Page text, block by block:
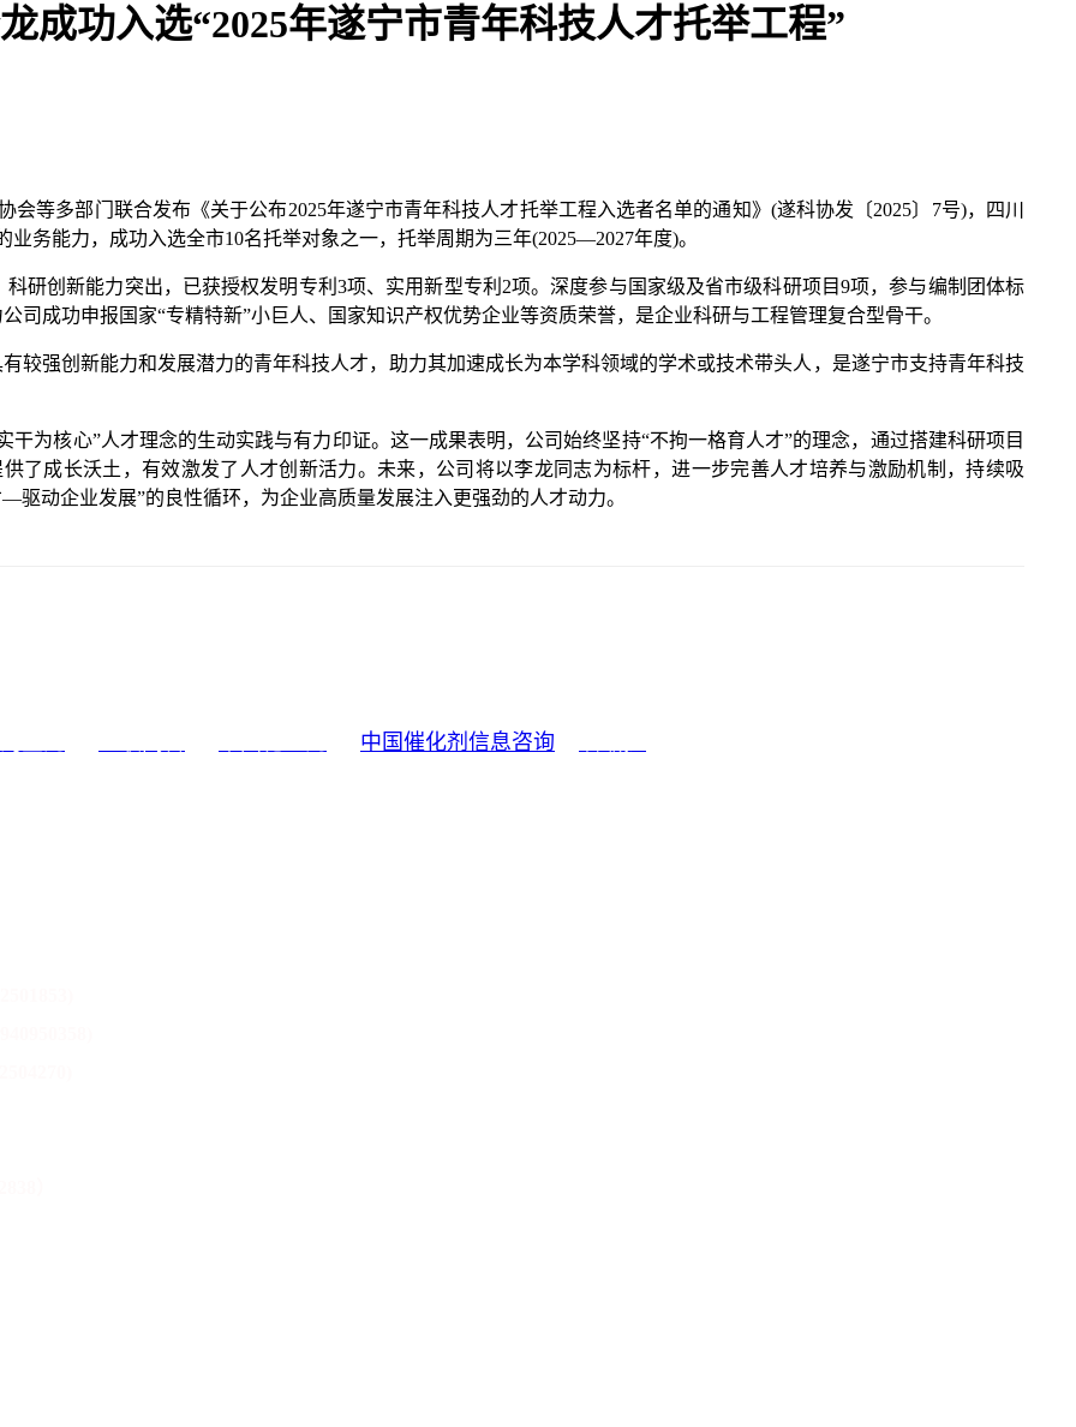
成功入选“2025年遂宁市青年科技人才托举工程”
多部门联合发布《关于公布2025年遂宁市青年科技人才托举工程入选者名单的通知》(遂科协发〔2025〕7号)，四川
务能力，成功入选全市10名托举对象之一，托举周期为三年(2025—2027年度)。
新能力突出，已获授权发明专利3项、实用新型专利2项。深度参与国家级及省市级科研项目9项，参与编制团体标
司成功申报国家“专精特新”小巨人、国家知识产权优势企业等资质荣誉，是企业科研与工程管理复合型骨干。
创新能力和发展潜力的青年科技人才，助力其加速成长为本学科领域的学术或技术带头人，是遂宁市支持青年科技
核心”人才理念的生动实践与有力印证。这一成果表明，公司始终坚持“不拘一格育人才”的理念，通过搭建科研项目
了成长沃土，有效激发了人才创新活力。未来，公司将以李龙同志为标杆，进一步完善人才培养与激励机制，持续吸
动企业发展”的良性循环，为企业高质量发展注入更强劲的人才动力。
中国催化剂信息咨询